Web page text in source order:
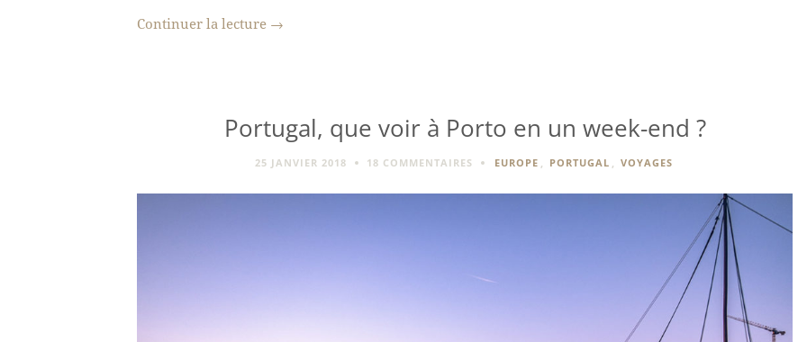
Continuer la lecture →
Portugal, que voir à Porto en un week-end ?
25 JANVIER 2018 18 COMMENTAIRES EUROPE PORTUGAL VOYAGES